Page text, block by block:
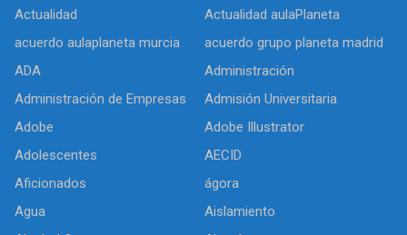
Actualidad
Actualidad aulaPlaneta
acuerdo aulaplaneta murcia
acuerdo grupo planeta madrid
ADA
Administración
Administración de Empresas
Admisión Universitaria
Adobe
Adobe Illustrator
Adolescentes
AECID
Aficionados
ágora
Agua
Aislamiento